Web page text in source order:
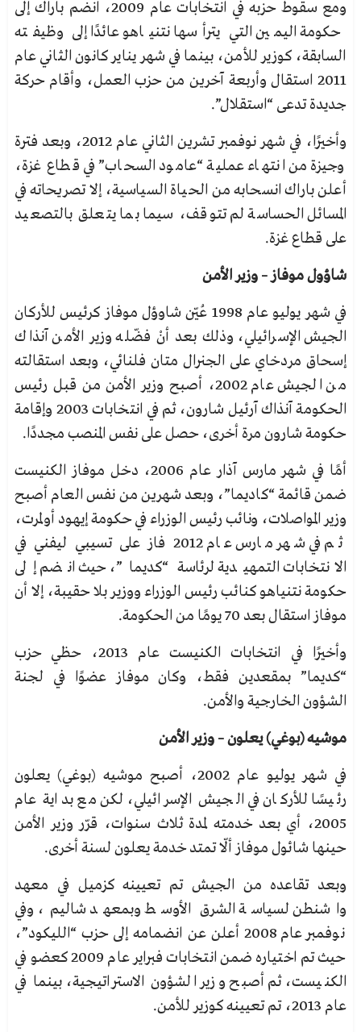
ومع سقوط حزبه في انتخابات عام 2009، انضم باراك إلى
حكومة اليمين التي يترأسها نتنياهو عائدًا إلى وظيفته
السابقة، كوزير للأمن، بينما في شهر يناير كانون الثاني عام
2011 استقال وأربعة آخرين من حزب العمل، وأقام حركة
جديدة تدعى “استقلال”.
وأخيرًا، في شهر نوفمبر تشرين الثاني عام 2012، وبعد فترة
وجيزة من انتهاء عملية “عامود السحاب” في قطاع غزة،
أعلن باراك انسحابه من الحياة السياسية، إلا تصريحاته في
المسائل الحساسة لم تتوقف، سيما بما يتعلق بالتصعيد
على قطاع غزة.
شاؤول موفاز – وزير الأمن
في شهر يوليو عام 1998 عُيّن شاوؤل موفاز كرئيس للأركان
الجيش الإسرائيلي، وذلك بعد أنْ فضّله وزير الأمن آنذاك
إسحاق مردخاي على الجنرال متان فلنائي، وبعد استقالته
من الجيش عام 2002، أصبح وزير الأمن من قبل رئيس
الحكومة آنذاك آرئيل شارون، ثم في انتخابات 2003 وإقامة
حكومة شارون مرة أخرى، حصل على نفس المنصب مجددًا.
أمًا في شهر مارس آذار عام 2006، دخل موفاز الكنيست
ضمن قائمة “كاديما”، وبعد شهرين من نفس العام أصبح
وزير المواصلات، ونائب رئيس الوزراء في حكومة إيهود أولمرت،
ثم في شهر مارس عام 2012 فاز على تسيبي ليفني في
الانتخابات التمهيدية لرئاسة “كديما”، حيث انضم إلى
حكومة نتنياهو كنائب رئيس الوزراء ووزير بلا حقيبة، إلا أن
موفاز استقال بعد 70 يومًا من الحكومة.
وأخيرًا في انتخابات الكنيست عام 2013، حظي حزب
“كديما” بمقعدين فقط، وكان موفاز عضوًا في لجنة
الشؤون الخارجية والأمن.
موشيه (بوغي) يعلون – وزير الأمن
في شهر يوليو عام 2002، أصبح موشيه (بوغي) يعلون
رئيسًا للأركان في الجيش الإسرائيلي، لكن مع بداية عام
2005، أي بعد خدمته لمدة ثلاث سنوات، قرّر وزير الأمن
حينها شائول موفاز ألّا تمتد خدمة يعلون لسنة أخرى.
وبعد تقاعده من الجيش تم تعيينه كزميل في معهد
واشنطن لسياسة الشرق الأوسط وبمعهد شاليم، وفي
نوفمبر عام 2008 أعلن عن انضمامه إلى حزب “الليكود”،
حيث تم اختياره ضمن انتخابات فبراير عام 2009 كعضو في
الكنيست، ثم أصبح وزير الشؤون الاستراتيجية، بينما في
عام 2013، تم تعيينه كوزير للأمن.